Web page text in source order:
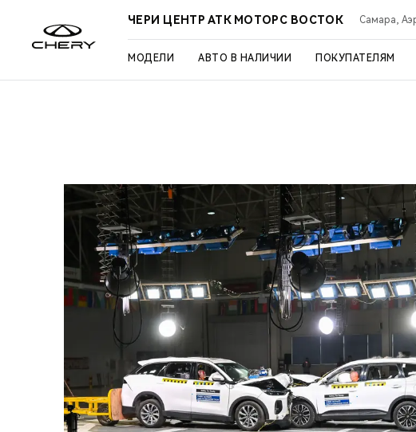
ЧЕРИ ЦЕНТР АТК МОТОРС ВОСТОК Самара,
МОДЕЛИ АВТО В НАЛИЧИИ ПОКУПАТЕЛЯМ